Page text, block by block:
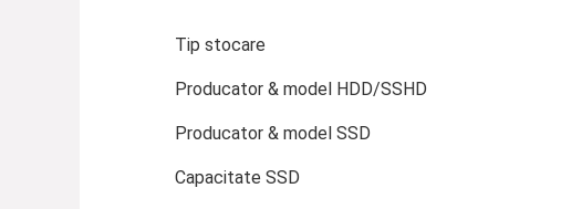
Tip stocare
Producator & model HDD/SSHD
Producator & model SSD
Capacitate SSD